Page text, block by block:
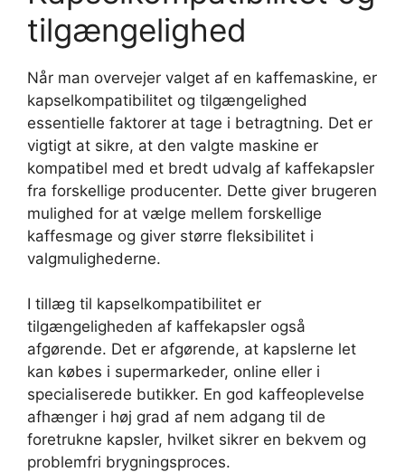
tilgængelighed
Når man overvejer valget af en kaffemaskine, er
kapselkompatibilitet og tilgængelighed
essentielle faktorer at tage i betragtning. Det er
vigtigt at sikre, at den valgte maskine er
kompatibel med et bredt udvalg af kaffekapsler
fra forskellige producenter. Dette giver brugeren
mulighed for at vælge mellem forskellige
kaffesmage og giver større fleksibilitet i
valgmulighederne.
I tillæg til kapselkompatibilitet er
tilgængeligheden af kaffekapsler også
afgørende. Det er afgørende, at kapslerne let
kan købes i supermarkeder, online eller i
specialiserede butikker. En god kaffeoplevelse
afhænger i høj grad af nem adgang til de
foretrukne kapsler, hvilket sikrer en bekvem og
problemfri brygningsproces.